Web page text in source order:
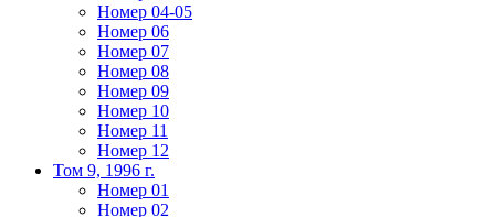
Номер 04-05
Номер 06
Номер 07
Номер 08
Номер 09
Номер 10
Номер 11
Номер 12
Том 9, 1996 г.
Номер 01
Номер 02